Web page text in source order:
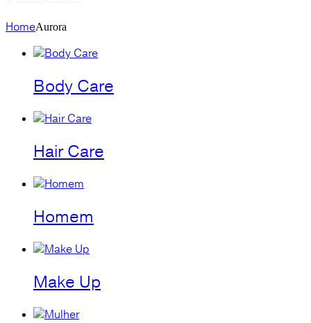
HomeAurora
Body Care
Hair Care
Homem
Make Up